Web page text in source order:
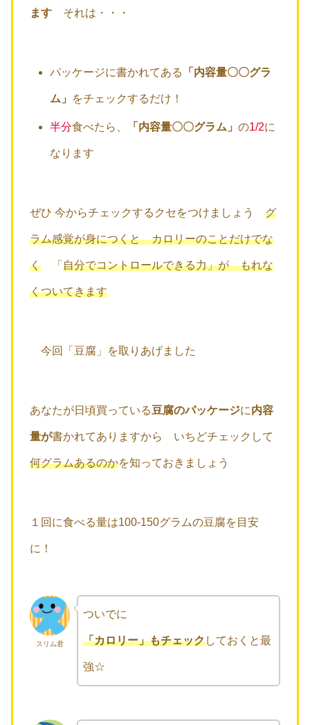
ます それは・・・
パッケージに書かれてある 「内容量〇〇グラ
ム」 をチェックするだけ！
半分食べたら、 「内容量〇〇グラム」の1/2に
なります
ぜひ 今からチェックするクセをつけましょう グ
ラム感覚が身につくと カロリーのことだけでな
く 「 自分でコントロールできる力」が もれな
くついてきます
今回「豆腐」を取りあげました
あなたが日頃買っている豆腐のパッケージに内容
量が書かれてありますから いちどチェックして
何グラムあるのかを知っておきましょう
１回に食べる量は100-150グラムの豆腐を目安
に！
スリム君
ついでに
「カロリー」もチェックしておくと最
強☆